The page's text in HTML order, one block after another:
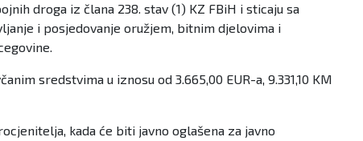
droga iz člana 238. stav (1) KZ FBiH i sticaju sa
i posjedovanje oružjem, bitnim djelovima i
sredstvima u iznosu od 3.665,00 EUR-a, 9.331,10 KM
kada će biti javno oglašena za javno